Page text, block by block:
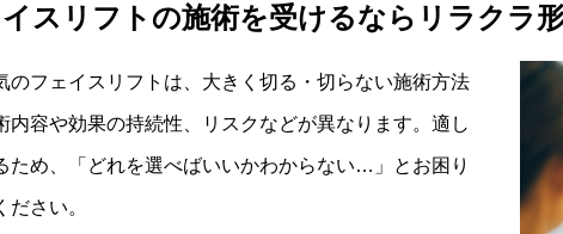
スリフトの施術を受けるならリラクラ
のフェイスリフトは、大きく切る・切らない施術方法
内容や効果の持続性、リスクなどが異なります。適し
ため、「どれを選べばいいかわからない…」とお困り
さい。